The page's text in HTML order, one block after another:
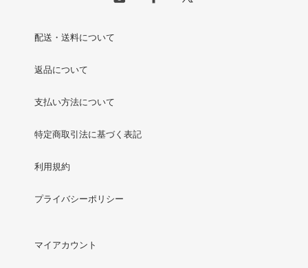
配送・送料について
返品について
支払い方法について
特定商取引法に基づく表記
利用規約
プライバシーポリシー
マイアカウント